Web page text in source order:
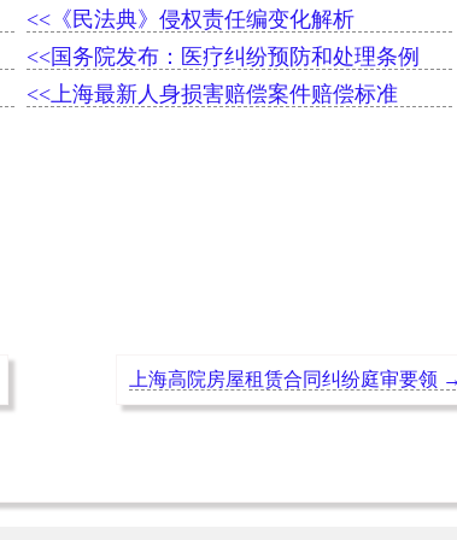
<<《民法典》侵权责任编变化解析
<<国务院发布：医疗纠纷预防和处理条例
<<上海最新人身损害赔偿案件赔偿标准
上海高院房屋租赁合同纠纷庭审要领